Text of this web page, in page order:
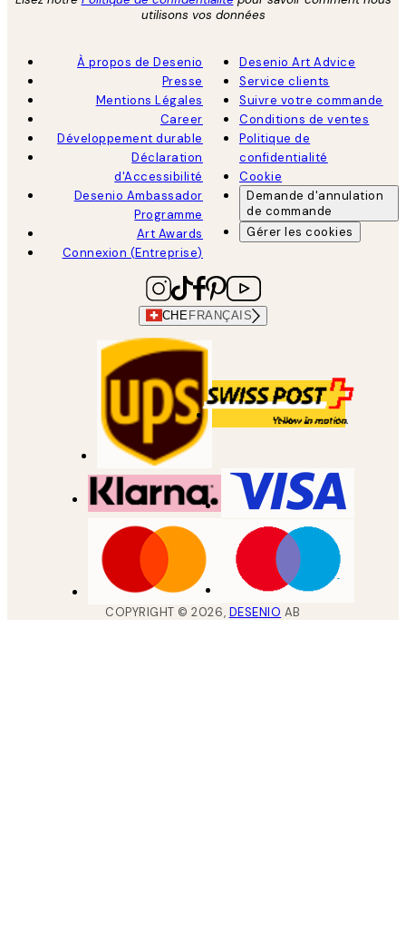
utilisons vos données
À propos de Desenio
Presse
Mentions Légales
Career
Développement durable
Déclaration
d'Accessibilité
Desenio Ambassador
Programme
Art Awards
Connexion (Entreprise)
Desenio Art Advice
Service clients
Suivre votre commande
Conditions de ventes
Politique de
confidentialité
Cookie
Demande d'annulation
de commande
Gérer les cookies
CHE FRANÇAIS
COPYRIGHT ©2026, DESENIO AB